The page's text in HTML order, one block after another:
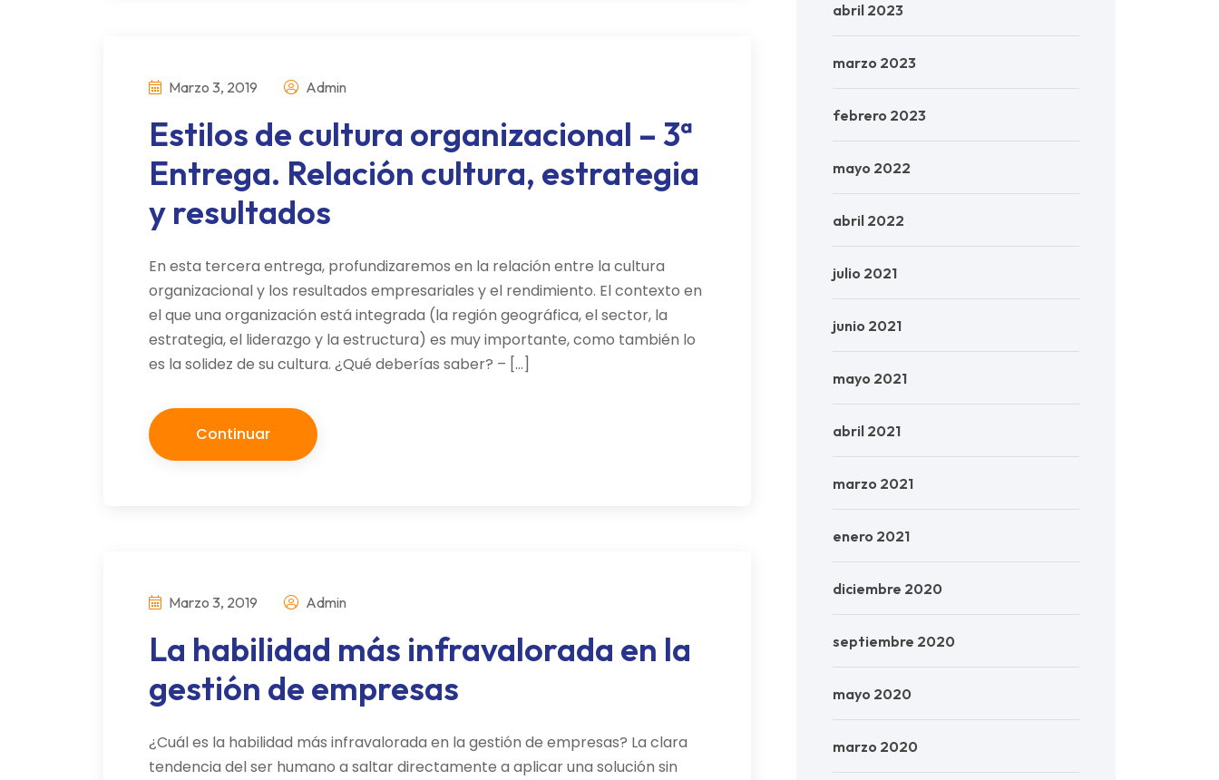
Marzo 3, 2019 Admin
Estilos de cultura organizacional – 3ª
Entrega. Relación cultura, estrategia
y resultados
En esta tercera entrega, profundizaremos en la relación entre la cultura
organizacional y los resultados empresariales y el rendimiento. El contexto en
el que una organización está integrada (la región geográfica, el sector, la
estrategia, el liderazgo y la estructura) es muy importante, como también lo
es la solidez de su cultura. ¿Qué deberías saber? – […]
Continuar
Marzo 3, 2019 Admin
La habilidad más infravalorada en la
gestión de empresas
¿Cuál es la habilidad más infravalorada en la gestión de empresas? La clara
tendencia del ser humano a saltar directamente a aplicar una solución sin
abril 2023
marzo 2023
febrero 2023
mayo 2022
abril 2022
julio 2021
junio 2021
mayo 2021
abril 2021
marzo 2021
enero 2021
diciembre 2020
septiembre 2020
mayo 2020
marzo 2020